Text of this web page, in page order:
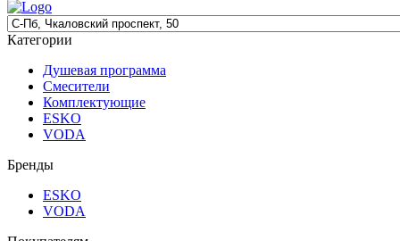
Категории
Душевая программа
Смесители
Комплектующие
ESKO
VODA
Бренды
ESKO
VODA